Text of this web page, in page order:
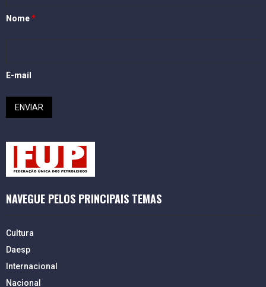
Nome*
E-mail
NAVEGUE PELOS PRINCIPAIS TEMAS
Cultura
Daesp
Internacional
Nacional